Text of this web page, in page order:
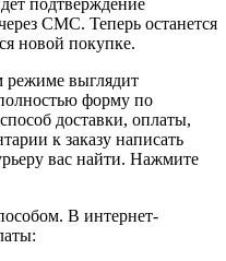
СМС. Теперь останется
новой покупке.
режиме выглядит
форму по
доставки, оплаты,
к заказу написать
вас найти. Нажмите
В интернет-